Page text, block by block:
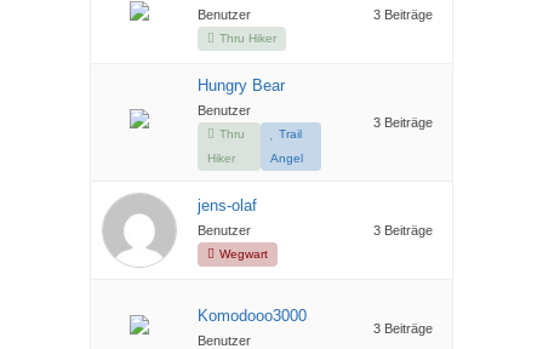
Benutzer
Thru Hiker
3 Beiträge
Hungry Bear
Benutzer
Thru
Hiker
Trail
Angel
3 Beiträge
jens-olaf
Benutzer
Wegwart
3 Beiträge
Komodooo3000
Benutzer
3 Beiträge